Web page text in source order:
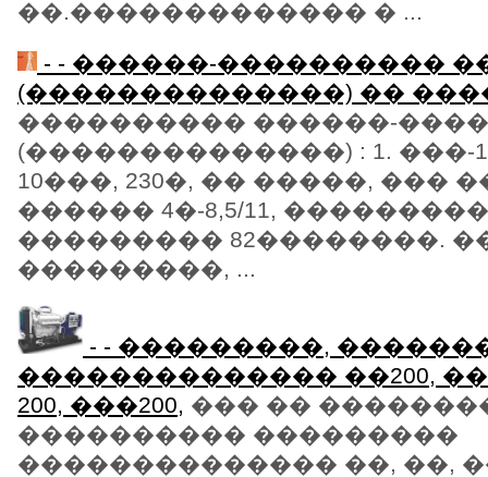
��.������������� � ...
- - ������-����������
(��������������) ��
���������� ������-
(��������������) : 1. ���-
10���, 230�, �� �����, ���
������ 4�-8,5/11, ���������
��������� 82��������.
���������, ...
- - ���������,
�������������� ��200,
200, ���200, ��� ��
���������� ���������
�������������� ��, ��,